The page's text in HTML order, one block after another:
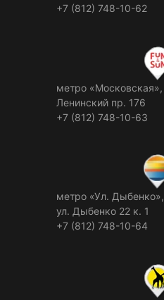
+7 (812) 748-10-62
метро «Московская»,
Ленинский пр. 176
+7 (812) 748-10-63
метро «Ул. Дыбенко»,
ул. Дыбенко 22 к. 1
+7 (812) 748-10-64